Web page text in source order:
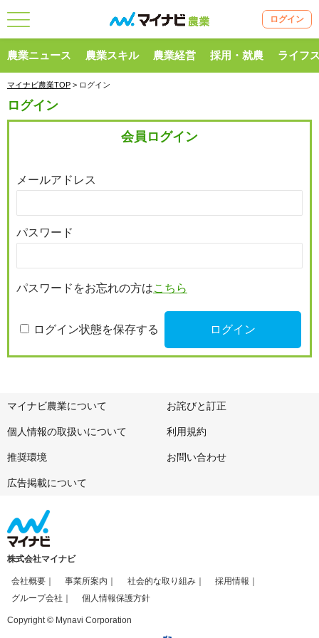
ログイン
農業ニュース 農業スキル 農業経営 採用・就農 ライフ
マイナビ農業TOP > ログイン
ログイン
会員ログイン
メールアドレス
パスワード
パスワードをお忘れの方はこちら
ログイン状態を保存する
マイナビ農業について お詫びと訂正
個人情報の取扱いについて 利用規約
推奨環境 お問い合わせ
広告掲載について
株式会社マイナビ
会社概要 事業所案内 社会的な取り組み
採用情報
グループ会社
個人情報保護方針
Copyright © Mynavi Corporation